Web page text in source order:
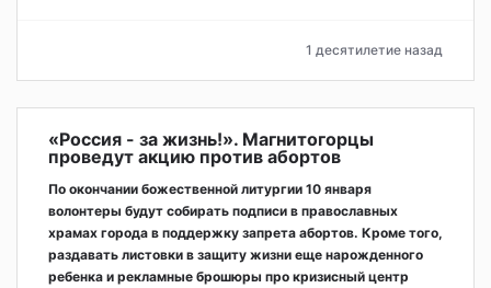
1 десятилетие назад
«Россия - за жизнь!». Магнитогорцы
проведут акцию против абортов
По окончании божественной литургии 10 января
волонтеры будут собирать подписи в православных
храмах города в поддержку запрета абортов. Кроме того,
раздавать листовки в защиту жизни еще нарожденного
ребенка и рекламные брошюры про кризисный центр